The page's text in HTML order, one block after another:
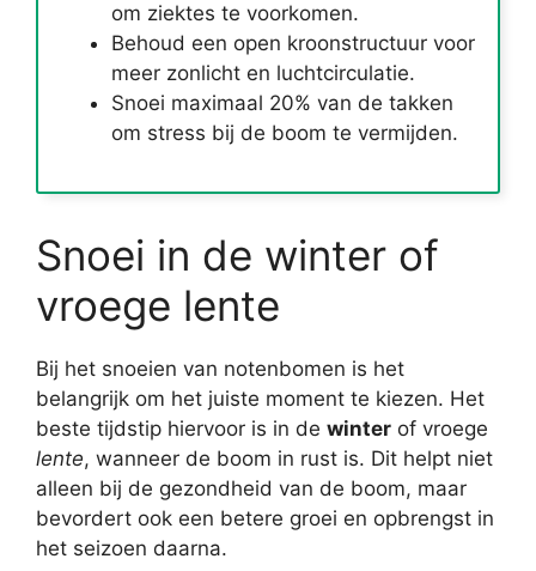
om ziektes te voorkomen.
Behoud een open kroonstructuur voor
meer zonlicht en luchtcirculatie.
Snoei maximaal 20% van de takken
om stress bij de boom te vermijden.
Snoei in de winter of
vroege lente
Bij het snoeien van notenbomen is het
belangrijk om het juiste moment te kiezen. Het
beste tijdstip hiervoor is in de winter of vroege
lente, wanneer de boom in rust is. Dit helpt niet
alleen bij de gezondheid van de boom, maar
bevordert ook een betere groei en opbrengst in
het seizoen daarna.